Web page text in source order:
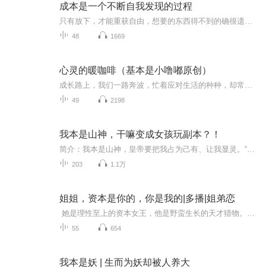
成本是一个不断自我发现的过程
48 1669
心灵的暖咖啡（基本是小噜嘟原创）
49 2198
我本是山神，干嘛变成女孩玩副本？！
203 1.1万
姐姐，资本是你的，你是我的|多播|姐弟恋
55 654
我本是妖 | 生而为妖却被人养大